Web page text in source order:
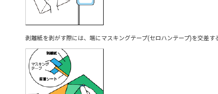
剥離紙を剥がす際には、端にマスキングテープ(セロハンテープ)を交差